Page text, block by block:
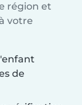
région et
votre
de